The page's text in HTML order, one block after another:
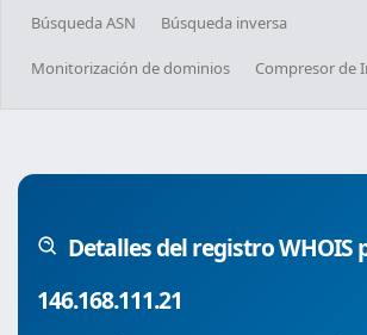
Búsqueda ASN Búsqueda inversa
Monitorización de dominios Compresor de
Detalles del registro WHOIS
146.168.111.21